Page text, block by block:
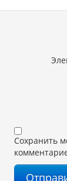
Сохранить